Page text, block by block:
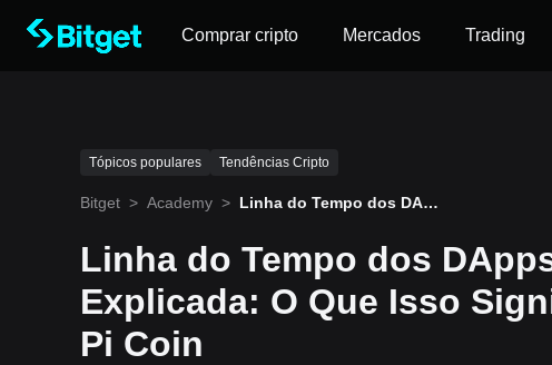
Comprar cripto Mercados Trading
Tópicos populares Tendências Cripto
Bitget > Academy > Linha do Tempo dos DAp
ra o Preço da Pi Coin
Linha do Tempo dos
Explicada: O Que Isso
Pi Coin